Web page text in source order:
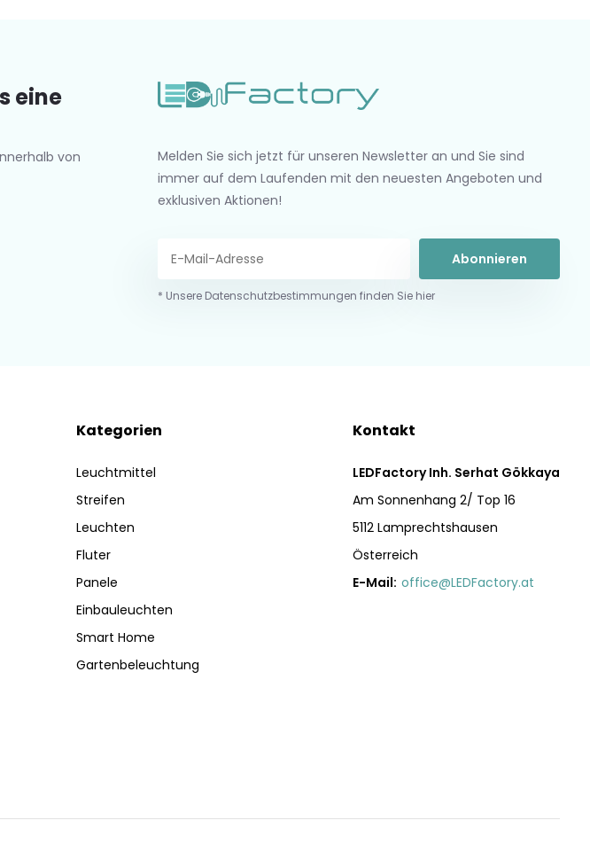
eine
von
Melden Sie sich jetzt für unseren Newsletter an und Sie sind
immer auf dem Laufenden mit den neuesten Angeboten und
exklusiven Aktionen!
Abonnieren
* Unsere Datenschutzbestimmungen finden Sie hier
Kategorien
Leuchtmittel
Streifen
Leuchten
Fluter
Panele
Einbauleuchten
Smart Home
Gartenbeleuchtung
Kontakt
LEDFactory Inh. Serhat Gökkaya
Am Sonnenhang 2/ Top 16
5112 Lamprechtshausen
Österreich
E-Mail: office@LEDFactory.at